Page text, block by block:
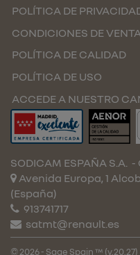
POLÍTICA DE
CONDICIONES DE VENTA
POLÍTICA DE CALIDAD
POLÍTICA DE USO
ACCEDE A NUESTRO
SODICAM ESPAÑA S.A. -
Avenida Europa, 1
(España)
913741717
satmt@renault.es
© 2026 - Sage Spain ™ (v.20.27)